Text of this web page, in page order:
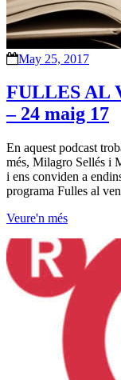
May 25, 2017
FULLES AL
– 24 maig 17
En aquest podcast
més, Milagro Sellés i
i ens conviden a
programa Fulles al
Veure'n més